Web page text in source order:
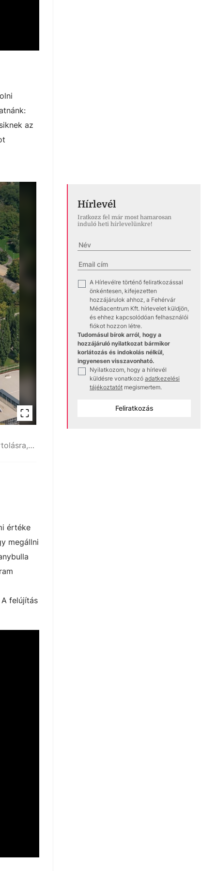
az
A Bregyó remek hely akár kirándulásra, sportolásra, kikapcsolódásra
értéke
megállni
felújítás
Hírlevél
Iratkozz fel már most hamarosan
induló heti hírlevelünkre!
A Hírlevélre történő feliratkozással
önkéntesen, kifejezetten
hozzájárulok ahhoz, a Fehérvár
Médiacentrum Kft. hírlevelet küldjön,
és ehhez kapcsolódóan felhasználói
fiókot hozzon létre.
Tudomásul bírok arról, hogy a
hozzájáruló nyilatkozat bármikor
korlátozás és indokolás nélkül,
ingyenesen visszavonható.
Nyilatkozom, hogy a hírlevél
küldésre vonatkozó adatkezelési
tájékoztatót megismertem.
Feliratkozás